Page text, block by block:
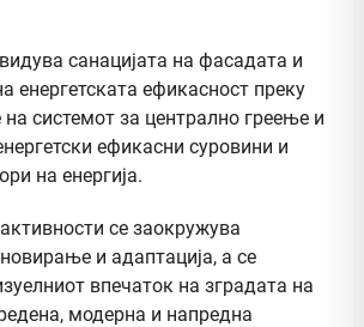
санацијата на фасадата и
енергетската ефикасност преку
системот за централно греење и
ефикасни суровини и
на енергија.
се заокружува
и адаптација, а се
впечаток на зградата на
модерна и напредна